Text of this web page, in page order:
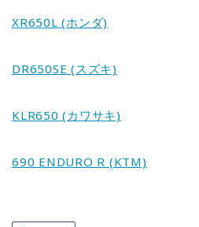
XR650L (ホンダ)
DR650SE (スズキ)
KLR650 (カワサキ)
690 ENDURO R (KTM)